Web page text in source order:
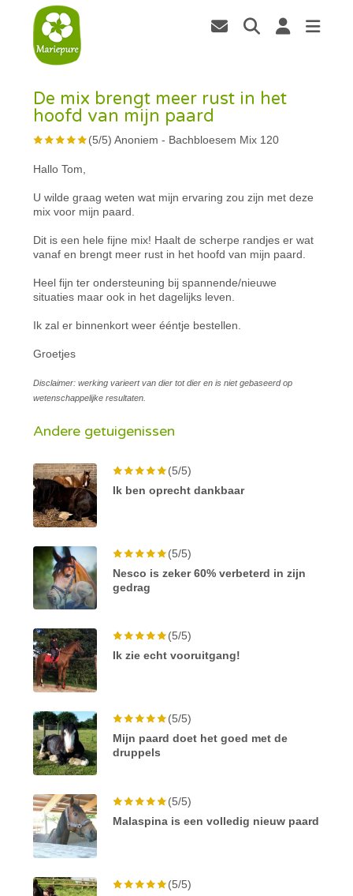
De mix brengt meer rust in het
hoofd van mijn paard
(5/5)Anoniem - Bachbloesem Mix 120
Hallo Tom,
U wilde graag weten wat mijn ervaring zou zijn met deze
mix voor mijn paard.
Dit is een hele fijne mix! Haalt de scherpe randjes er wat
vanaf en brengt meer rust in het hoofd van mijn paard.
Heel fijn ter ondersteuning bij spannende/nieuwe
situaties maar ook in het dagelijks leven.
Ik zal er binnenkort weer ééntje bestellen.
Groetjes
Disclaimer: werking varieert van dier tot dier en is niet gebaseerd op
wetenschappelijke resultaten.
Andere getuigenissen
(5/5)
Ik ben oprecht dankbaar
(5/5)
Nesco is zeker 60% verbeterd in zijn
gedrag
(5/5)
Ik zie echt vooruitgang!
(5/5)
Mijn paard doet het goed met de
druppels
(5/5)
Malaspina is een volledig nieuw paard
(5/5)